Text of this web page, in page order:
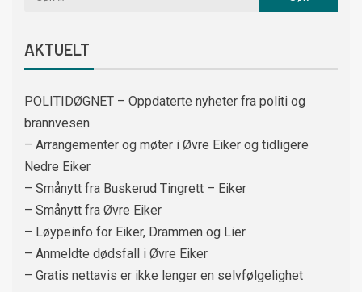
AKTUELT
POLITIDØGNET – Oppdaterte nyheter fra politi og
brannvesen
– Arrangementer og møter i Øvre Eiker og tidligere
Nedre Eiker
– Smånytt fra Buskerud Tingrett – Eiker
– Smånytt fra Øvre Eiker
– Løypeinfo for Eiker, Drammen og Lier
– Anmeldte dødsfall i Øvre Eiker
– Gratis nettavis er ikke lenger en selvfølgelighet